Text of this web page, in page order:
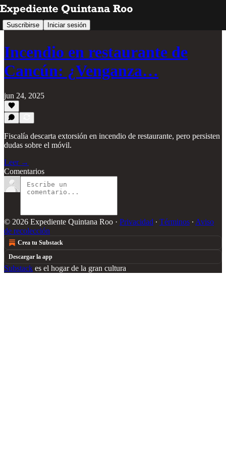
Suscribirse Iniciar sesión
Incendio en restaurante de
Cancún: ¿Venganza…
jun 24, 2025
Fiscalía descarta extorsión en incendio de restaurante, pero persisten
dudas sobre el móvil.
Leer →
Comentarios
© 2026 Expediente Quintana Roo · Privacidad ∙ Términos ∙ Aviso
de recolección
Crea tu Substack
Descargar la app
Substack es el hogar de la gran cultura